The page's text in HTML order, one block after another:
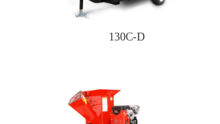
130C-D